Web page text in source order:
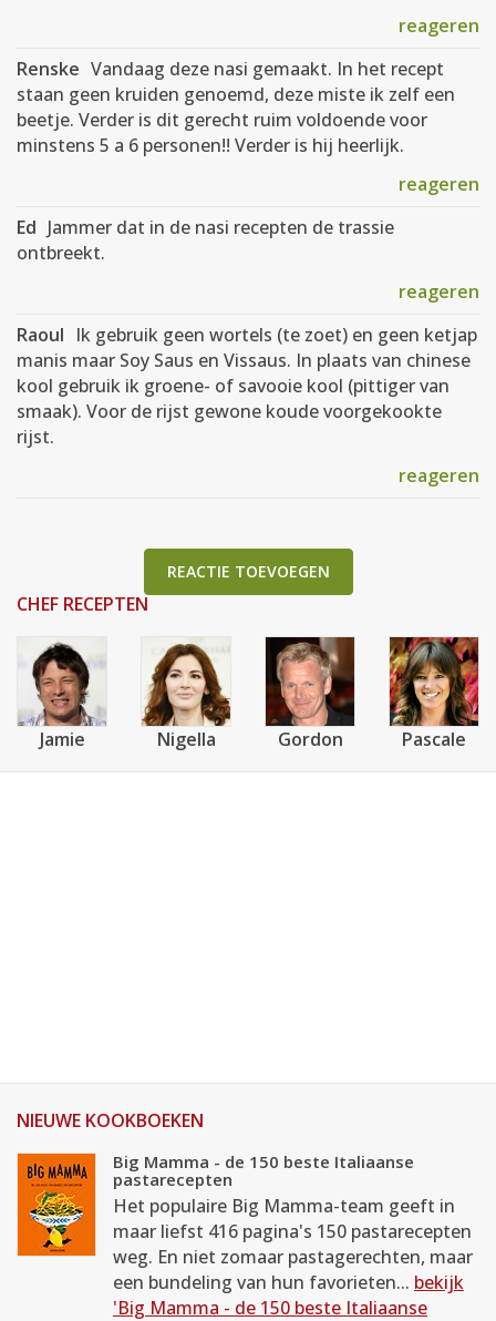
reageren
Renske Vandaag deze nasi gemaakt. In het recept
staan geen kruiden genoemd, deze miste ik zelf een
beetje. Verder is dit gerecht ruim voldoende voor
minstens 5 a 6 personen!! Verder is hij heerlijk.
reageren
Ed Jammer dat in de nasi recepten de trassie
ontbreekt.
reageren
Raoul Ik gebruik geen wortels (te zoet) en geen ketjap
manis maar Soy Saus en Vissaus. In plaats van chinese
kool gebruik ik groene- of savooie kool (pittiger van
smaak). Voor de rijst gewone koude voorgekookte
rijst.
reageren
REACTIE TOEVOEGEN
CHEF RECEPTEN
Jamie Nigella Gordon Pascale
NIEUWE KOOKBOEKEN
Big Mamma - de 150 beste Italiaanse
pastarecepten
Het populaire Big Mamma-team geeft in
maar liefst 416 pagina's 150 pastarecepten
weg. En niet zomaar pastagerechten, maar
een bundeling van hun favorieten... bekijk
'Big Mamma - de 150 beste Italiaanse